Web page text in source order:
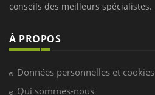
conseils des meilleurs spécialistes.
À PROPOS
Données personnelles et cookies
Qui sommes-nous